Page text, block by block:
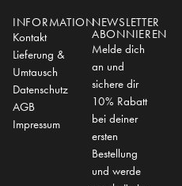
INFORMATION
Kontakt
Lieferung &
Umtausch
Datenschutz
AGB
Impressum
NEWSLETTER
ABONNIEREN
Melde dich
an und
sichere dir
10% Rabatt
bei deiner
ersten
Bestellung
und werde